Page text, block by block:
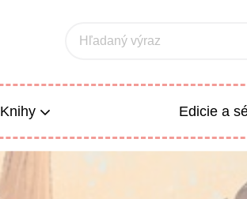
Hľadaný výraz
Knihy Edicie a